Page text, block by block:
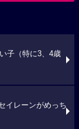
子（特に3、4歳
イレーンがめっち